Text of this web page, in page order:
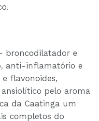
broncodilatador e
anti-inflamatório e
flavonoides,
pelo aroma
da Caatinga um
completos do